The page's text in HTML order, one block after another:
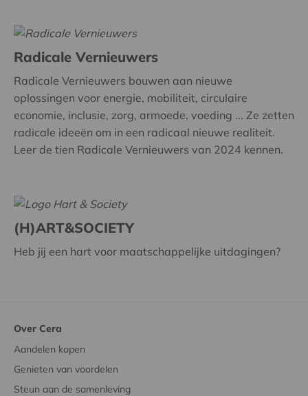
Radicale Vernieuwers
Radicale Vernieuwers bouwen aan nieuwe
oplossingen voor energie, mobiliteit, circulaire
economie, inclusie, zorg, armoede, voeding ... Ze zetten
radicale ideeën om in een radicaal nieuwe realiteit.
Leer de tien Radicale Vernieuwers van 2024 kennen.
(H)ART&SOCIETY
Heb jij een hart voor maatschappelijke uitdagingen?
Over Cera
Aandelen kopen
Genieten van voordelen
Steun aan de samenleving